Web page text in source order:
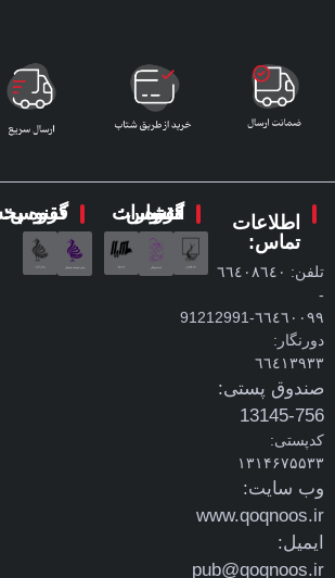
اطلاعات
تماس:
تلفن: ٦٦٤٠٨٦٤٠
-
٦٦٤٦٠٠٩٩-91212991
دورنگار:
٦٦٤١٣٩٣٣
صندوق پستی:
756-13145
کدپستی:
۱۳۱۴۶۷۵۵۳۳
وب سایت:
www.qoqnoos.ir
ایمیل:
pub@qoqnoos.ir
گروه انتشارات ققنوس: گروه پخش ققنوس: